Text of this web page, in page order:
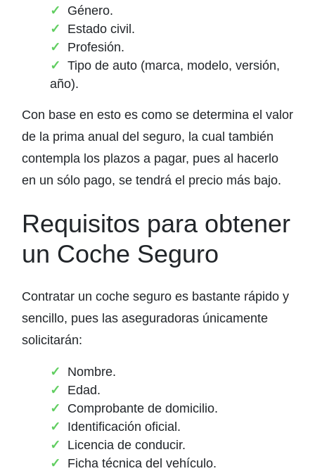
Género.
Estado civil.
Profesión.
Tipo de auto (marca, modelo, versión,
año).
Con base en esto es como se determina el valor
de la prima anual del seguro, la cual también
contempla los plazos a pagar, pues al hacerlo
en un sólo pago, se tendrá el precio más bajo.
Requisitos para obtener
un Coche Seguro
Contratar un coche seguro es bastante rápido y
sencillo, pues las aseguradoras únicamente
solicitarán:
Nombre.
Edad.
Comprobante de domicilio.
Identificación oficial.
Licencia de conducir.
Ficha técnica del vehículo.